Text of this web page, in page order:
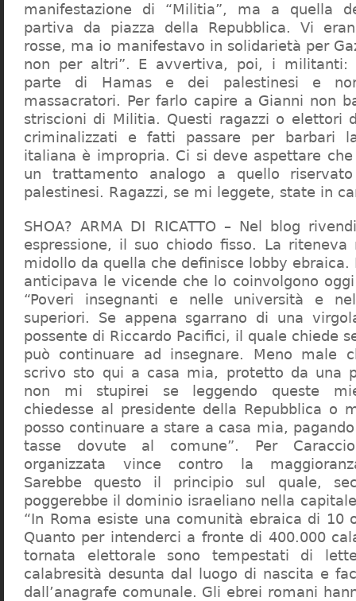
manifestazione di “Militia”, ma a quella
partiva da piazza della Repubblica. Vi
rosse, ma io manifestavo in solidarietà per
non per altri”. E avvertiva, poi, i militanti:
parte di Hamas e dei palestinesi e
massacratori. Per farlo capire a Gianni non
striscioni di Militia. Questi ragazzi o elettori
criminalizzati e fatti passare per barbari
italiana è impropria. Ci si deve aspettare
un trattamento analogo a quello
palestinesi. Ragazzi, se mi leggete, state in
SHOA? ARMA DI RICATTO – Nel blog
espressione, il suo chiodo fisso. La
midollo da quella che definisce lobby ebraica.
anticipava le vicende che lo coinvolgono
“Poveri insegnanti e nelle università e
superiori. Se appena sgarrano di una
possente di Riccardo Pacifici, il quale chiede
può continuare ad insegnare. Meno male
scrivo sto qui a casa mia, protetto da una
non mi stupirei se leggendo queste
chiedesse al presidente della Repubblica o
posso continuare a stare a casa mia,
tasse dovute al comune”. Per
organizzata vince contro la
Sarebbe questo il principio sul quale,
poggerebbe il dominio israeliano nella
“In Roma esiste una comunità ebraica di 10
Quanto per intenderci a fronte di 400.000
tornata elettorale sono tempestati di
calabresità desunta dal luogo di nascita e
dall’anagrafe comunale. Gli ebrei romani